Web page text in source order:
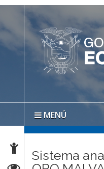
MENÚ
Sistema